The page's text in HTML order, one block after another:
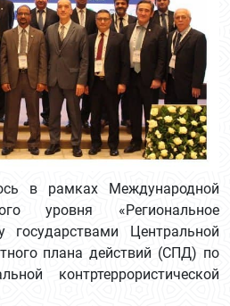
в рамках Международной
уровня «Региональное
государствами Центральной
плана действий (СПД) по
контртеррористической